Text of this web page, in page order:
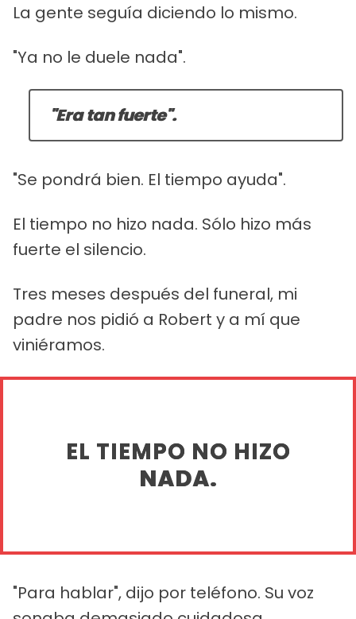
La gente seguía diciendo lo mismo.
"Ya no le duele nada".
"Era tan fuerte".
"Se pondrá bien. El tiempo ayuda".
El tiempo no hizo nada. Sólo hizo más
fuerte el silencio.
Tres meses después del funeral, mi
padre nos pidió a Robert y a mí que
viniéramos.
EL TIEMPO NO HIZO
NADA.
"Para hablar", dijo por teléfono. Su voz